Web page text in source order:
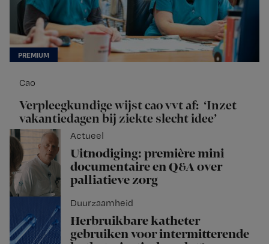
Cao
Verpleegkundige wijst cao vvt af: ‘Inzet
vakantiedagen bij ziekte slecht idee’
Actueel
Uitnodiging: première mini
documentaire en Q&A over
palliatieve zorg
Duurzaamheid
Herbruikbare katheter
gebruiken voor intermitterende